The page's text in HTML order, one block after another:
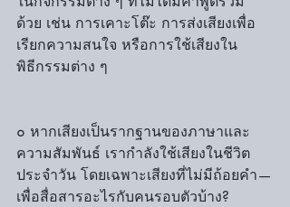
ด้วย เช่น การเคาะโต๊ะ การส่งเสียงเพื่อ
เรียกความสนใจ หรือการใช้เสียงใน
พิธีกรรมต่าง ๆ
๐ หากเสียงเป็นรากฐานของภาษาและ
ความสัมพันธ์ เรากำลังใช้เสียงในชีวิต
ประจำวัน โดยเฉพาะเสียงที่ไม่มีถ้อยคำ—
เพื่อสื่อสารอะไรกับคนรอบตัวบ้าง?